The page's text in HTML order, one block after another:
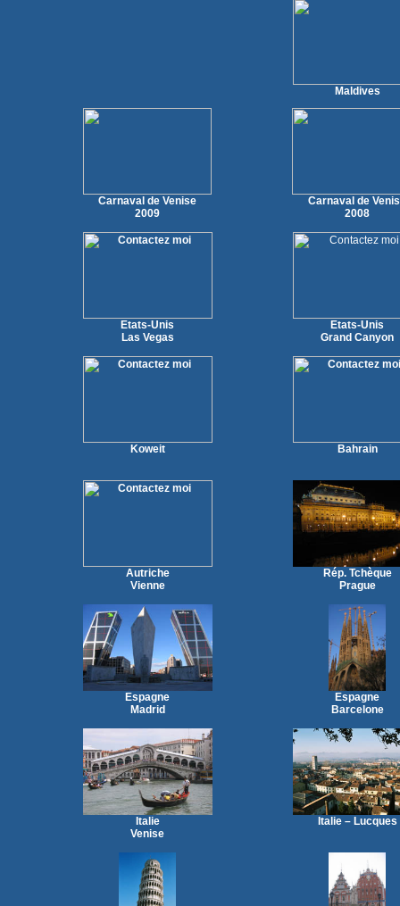
Maldives
Carnaval de Venise
2009
Carnaval de
2008
Etats-Unis
Las Vegas
Etats-Unis
Grand Canyon
Koweit Bahrain
Autriche
Vienne
Rép. Tchèque
Prague
Espagne
Madrid
Espagne
Barcelone
Italie
Venise
Italie – Lucques